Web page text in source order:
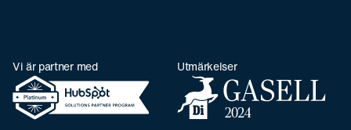
Vi är partner med Utmärkelser